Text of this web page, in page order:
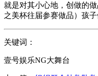
就是对其小心地，创做的
之美杯往届参赛做品）孩子
关键词：
壹号娱乐NG大舞台